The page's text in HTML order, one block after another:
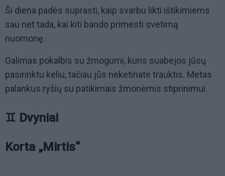
Ši diena padės suprasti, kaip svarbu likti ištikimiems
sau net tada, kai kiti bando primesti svetimą
nuomonę.
Galimas pokalbis su žmogumi, kuris suabejos jūsų
pasirinktu keliu, tačiau jūs neketinate trauktis. Metas
palankus ryšių su patikimais žmonėmis stiprinimui.
♊ Dvyniai
Korta „Mirtis“